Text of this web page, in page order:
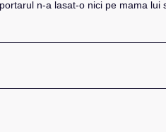
n-a lasat-o nici pe mama lui